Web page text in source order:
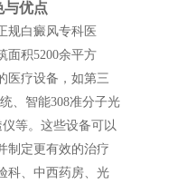
与优点
规白癜风专科医
面积5200余平方
医疗设备，如第三
、智能308准分子光
等。这些设备可以
制定更有效的治疗
科、中西药房、光